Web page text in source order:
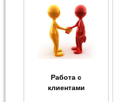
Работа с
клиентами